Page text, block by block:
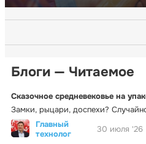
Блоги — Читаемое
Сказочное средневековье на
Замки, рыцари, доспехи?
Главный
технолог
30 июля '26